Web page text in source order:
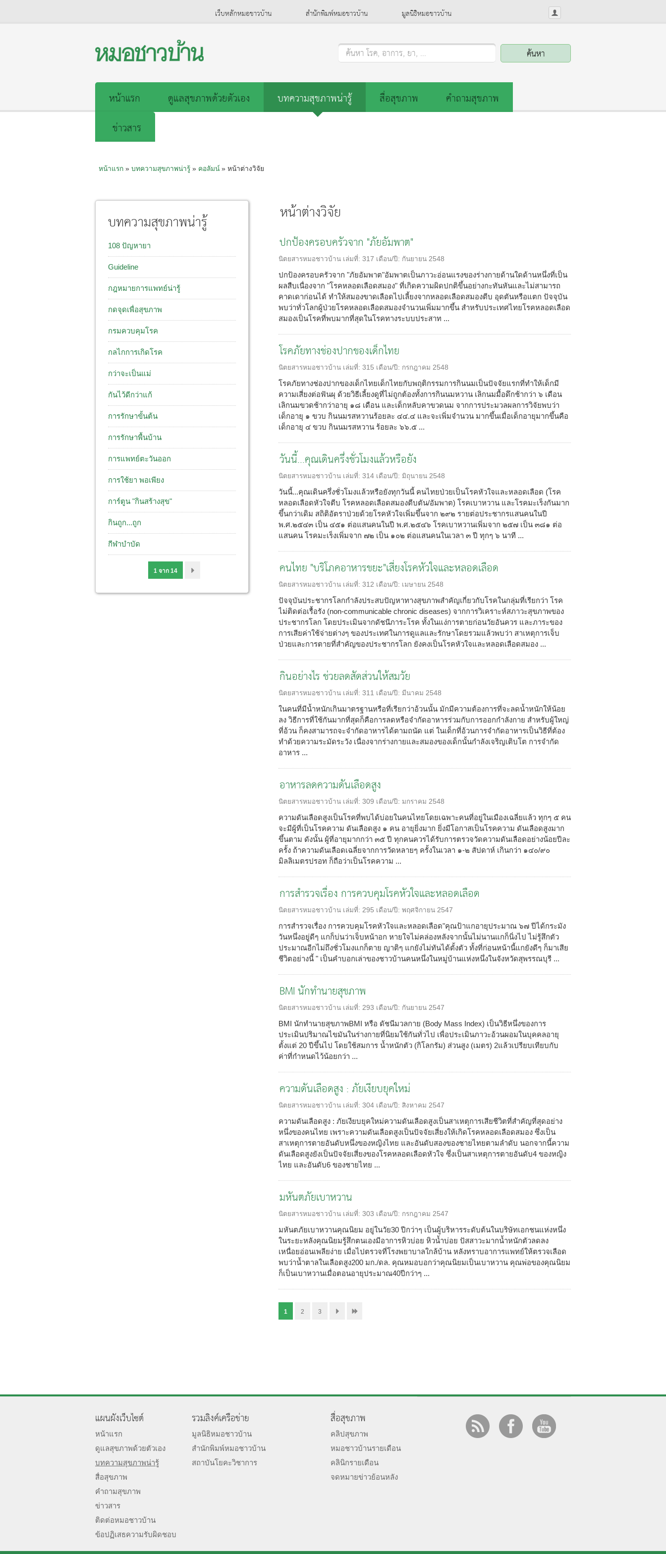
เว็บหลักหมอชาวบ้าน สำนักพิมพ์หมอชาวบ้าน มูลนิธิหมอชาวบ้าน
ค้นหา โรค, อาการ, ยา, ...
หน้าแรก ดูแลสุขภาพด้วยตัวเอง บทความสุขภาพน่ารู้ สื่อสุขภาพ
คำถามสุขภาพ
ข่าวสาร
หน้าแรก» บทความสุขภาพน่ารู้» คอลัมน์» หน้าต่างวิจัย
หน้าต่างวิจัย
ปกป้องครอบครัวจาก "ภัยอัมพาต"
นิตยสารหมอชาวบ้าน เล่มที่: 317 เดือน/ปี: กันยายน 2548
ปกป้องครอบครัวจาก "ภัยอัมพาต"อัมพาตเป็นภาวะอ่อนแรงของร่างกายด้านใดด้านหนึ่งที่เป็น
ผลสืบเนื่องจาก "โรคหลอดเลือดสมอง" ที่เกิดความผิดปกติขึ้นอย่างกะทันหันและไม่สามารถ
คาดเดาก่อนได้ ทำให้สมองขาดเลือดไปเลี้ยงจากหลอดเลือดสมองตีบ อุดตันหรือแตก ปัจจุบัน
พบว่าทั่วโลกผู้ป่วยโรคหลอดเลือดสมองจำนวนเพิ่มมากขึ้น สำหรับประเทศไทยโรคหลอดเลือด
สมองเป็นโรคที่พบมากที่สุดในโรคทางระบบประสาท ...
โรคภัยทางช่องปากของเด็กไทย
นิตยสารหมอชาวบ้าน เล่มที่: 315 เดือน/ปี: กรกฎาคม 2548
โรคภัยทางช่องปากของเด็กไทยเด็กไทยกับพฤติกรรมการกินนมเป็นปัจจัยแรกที่ทำให้เด็กมี
ความเสี่ยงต่อฟันผุ ด้วยวิธีเลี้ยงดูที่ไม่ถูกต้องทั้งการกินนมหวาน เลิกนมมื้อดึกช้ากว่า ๖ เดือน
เลิกนมขวดช้ากว่าอายุ ๑๘ เดือน และเด็กหลับคาขวดนม จากการประมวลผลการวิจัยพบว่า
เด็กอายุ ๑ ขวบ กินนมรสหวานร้อยละ ๔๔.๔ และจะเพิ่มจำนวน มากขึ้นเมื่อเด็กอายุมากขึ้นคือ
เด็กอายุ ๔ ขวบ กินนมรสหวาน ร้อยละ ๖๖.๕ ...
วันนี้...คุณเดินครึ่งชั่วโมงแล้วหรือยัง
นิตยสารหมอชาวบ้าน เล่มที่: 314 เดือน/ปี: มิถุนายน 2548
วันนี้...คุณเดินครึ่งชั่วโมงแล้วหรือยังทุกวันนี้ คนไทยป่วยเป็นโรคหัวใจและหลอดเลือด (โรค
หลอดเลือดหัวใจตีบ โรคหลอดเลือดสมองตีบตัน/อัมพาต) โรคเบาหวาน และโรคมะเร็งกันมาก
ขึ้นกว่าเดิม สถิติอัตราป่วยด้วยโรคหัวใจเพิ่มขึ้นจาก ๒๙๒ รายต่อประชากรแสนคนในปี
พ.ศ.๒๕๔๓ เป็น ๔๕๑ ต่อแสนคนในปี พ.ศ.๒๕๔๖ โรคเบาหวานเพิ่มจาก ๒๕๗ เป็น ๓๘๑ ต่อ
แสนคน โรคมะเร็งเพิ่มจาก ๗๒ เป็น ๑๐๒ ต่อแสนคนในเวลา ๓ ปี ทุกๆ ๖ นาที ...
คนไทย "บริโภคอาหารขยะ"เสี่ยงโรคหัวใจและหลอดเลือด
นิตยสารหมอชาวบ้าน เล่มที่: 312 เดือน/ปี: เมษายน 2548
ปัจจุบันประชากรโลกกำลังประสบปัญหาทางสุขภาพสำคัญเกี่ยวกับโรคในกลุ่มที่เรียกว่า โรค
ไม่ติดต่อเรื้อรัง (non-communicable chronic diseases) จากการวิเคราะห์สภาวะสุขภาพของ
ประชากรโลก โดยประเมินจากดัชนีภาระโรค ทั้งในแง่การตายก่อนวัยอันควร และภาระของ
การเสียค่าใช้จ่ายต่างๆ ของประเทศในการดูแลและรักษาโดยรวมแล้วพบว่า สาเหตุการเจ็บ
ป่วยและการตายที่สำคัญของประชากรโลก ยังคงเป็นโรคหัวใจและหลอดเลือดสมอง ...
กินอย่างไร ช่วยลดสัดส่วนให้สมวัย
นิตยสารหมอชาวบ้าน เล่มที่: 311 เดือน/ปี: มีนาคม 2548
ในคนที่มีน้ำหนักเกินมาตรฐานหรือที่เรียกว่าอ้วนนั้น มักมีความต้องการที่จะลดน้ำหนักให้น้อย
ลง วิธีการที่ใช้กันมากที่สุดก็คือการลดหรือจำกัดอาหารร่วมกับการออกกำลังกาย สำหรับผู้ใหญ่
ที่อ้วน ก็คงสามารถจะจำกัดอาหารได้ตามถนัด แต่ ในเด็กที่อ้วนการจำกัดอาหารเป็นวิธีที่ต้อง
ทำด้วยความระมัดระวัง เนื่องจากร่างกายและสมองของเด็กนั้นกำลังเจริญเติบโต การจำกัด
อาหาร ...
อาหารลดความดันเลือดสูง
นิตยสารหมอชาวบ้าน เล่มที่: 309 เดือน/ปี: มกราคม 2548
ความดันเลือดสูงเป็นโรคที่พบได้บ่อยในคนไทยโดยเฉพาะคนที่อยู่ในเมืองเฉลี่ยแล้ว ทุกๆ ๕ คน
จะมีผู้ที่เป็นโรคความ ดันเลือดสูง ๑ คน อายุยิ่งมาก ยิ่งมีโอกาสเป็นโรคความ ดันเลือดสูงมาก
ขึ้นตาม ดังนั้น ผู้ที่อายุมากกว่า ๓๕ ปี ทุกคนควรได้รับการตรวจวัดความดันเลือดอย่างน้อยปีละ
ครั้ง ถ้าความดันเลือดเฉลี่ยจากการวัดหลายๆ ครั้งในเวลา ๑-๒ สัปดาห์ เกินกว่า ๑๔๐/๙๐
มิลลิเมตรปรอท ก็ถือว่าเป็นโรคความ ...
การสำรวจเรื่อง การควบคุมโรคหัวใจและหลอดเลือด
นิตยสารหมอชาวบ้าน เล่มที่: 295 เดือน/ปี: พฤศจิกายน 2547
การสำรวจเรื่อง การควบคุมโรคหัวใจและหลอดเลือด"คุณป้าแกอายุประมาณ ๖๗ ปีได้กระมัง
วันหนึ่งอยู่ดีๆ แกก็บ่นว่าเจ็บหน้าอก หายใจไม่คล่องหลังจากนั้นไม่นานแกก็นิ่งไป ไม่รู้สึกตัว
ประมาณอีกไม่ถึงชั่วโมงแกก็ตาย ญาติๆ แกยังไม่ทันได้ตั้งตัว ทั้งที่ก่อนหน้านี้แกยังดีๆ ก็มาเสีย
ชีวิตอย่างนี้ " เป็นคำบอกเล่าของชาวบ้านคนหนึ่งในหมู่บ้านแห่งหนึ่งในจังหวัดสุพรรณบุรี ...
BMI นักทำนายสุขภาพ
นิตยสารหมอชาวบ้าน เล่มที่: 293 เดือน/ปี: กันยายน 2547
BMI นักทำนายสุขภาพBMI หรือ ดัชนีมวลกาย (Body Mass Index) เป็นวิธีหนึ่งของการ
ประเมินปริมาณไขมันในร่างกายที่นิยมใช้กันทั่วไป เพื่อประเมินภาวะอ้วนผอมในบุคคลอายุ
ตั้งแต่ 20 ปีขึ้นไป โดยใช้สมการ น้ำหนักตัว (กิโลกรัม) ส่วนสูง (เมตร) 2แล้วเปรียบเทียบกับ
ค่าที่กำหนดไว้น้อยกว่า ...
ความดันเลือดสูง : ภัยเงียบยุคใหม่
นิตยสารหมอชาวบ้าน เล่มที่: 304 เดือน/ปี: สิงหาคม 2547
ความดันเลือดสูง : ภัยเงียบยุคใหม่ความดันเลือดสูงเป็นสาเหตุการเสียชีวิตที่สำคัญที่สุดอย่าง
หนึ่งของคนไทย เพราะความดันเลือดสูงเป็นปัจจัยเสี่ยงให้เกิดโรคหลอดเลือดสมอง ซึ่งเป็น
สาเหตุการตายอันดับหนึ่งของหญิงไทย และอันดับสองของชายไทยตามลำดับ นอกจากนี้ความ
ดันเลือดสูงยังเป็นปัจจัยเสี่ยงของโรคหลอดเลือดหัวใจ ซึ่งเป็นสาเหตุการตายอันดับ4 ของหญิง
ไทย และอันดับ6 ของชายไทย ...
มหันตภัยเบาหวาน
นิตยสารหมอชาวบ้าน เล่มที่: 303 เดือน/ปี: กรกฎาคม 2547
มหันตภัยเบาหวานคุณนิยม อยู่ในวัย30 ปีกว่าๆ เป็นผู้บริหารระดับต้นในบริษัทเอกชนแห่งหนึ่ง
ในระยะหลังคุณนิยมรู้สึกตนเองมีอาการหิวบ่อย หิวน้ำบ่อย ปัสสาวะมากน้ำหนักตัวลดลง
เหนื่อยอ่อนเพลียง่าย เมื่อไปตรวจที่โรงพยาบาลใกล้บ้าน หลังทราบอาการแพทย์ให้ตรวจเลือด
พบว่าน้ำตาลในเลือดสูง200 มก./ดล. คุณหมอบอกว่าคุณนิยมเป็นเบาหวาน คุณพ่อของคุณนิยม
ก็เป็นเบาหวานเมื่อตอนอายุประมาณ40ปีกว่าๆ ...
1 2 3
บทความสุขภาพน่ารู้
108 ปัญหายา
Guideline
กฎหมายการแพทย์น่ารู้
กดจุดเพื่อสุขภาพ
กรมควบคุมโรค
กลไกการเกิดโรค
กว่าจะเป็นแม่
กันไว้ดีกว่าแก้
การรักษาขั้นต้น
การรักษาพื้นบ้าน
การแพทย์ตะวันออก
การใช้ยา พอเพียง
การ์ตูน "กินสร้างสุข"
กินถูก...ถูก
กีฬาบำบัด
1 จาก 14
แผนผังเว็บไซต์
หน้าแรก
ดูแลสุขภาพด้วยตัวเอง
บทความสุขภาพน่ารู้
สื่อสุขภาพ
คำถามสุขภาพ
ข่าวสาร
ติดต่อหมอชาวบ้าน
ข้อปฏิเสธความรับผิดชอบ
รวมลิงค์เครือข่าย
มูลนิธิหมอชาวบ้าน
สำนักพิมพ์หมอชาวบ้าน
สถาบันโยคะวิชาการ
สื่อสุขภาพ
คลิปสุขภาพ
หมอชาวบ้านรายเดือน
คลินิกรายเดือน
จดหมายข่าวย้อนหลัง